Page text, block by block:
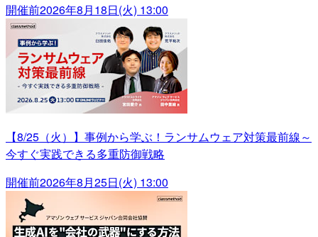
開催前2026年8月18日(火) 13:00
【8/25（火）】事例から学ぶ！ランサムウェア対策最前線～
今すぐ実践できる多重防御戦略
開催前2026年8月25日(火) 13:00